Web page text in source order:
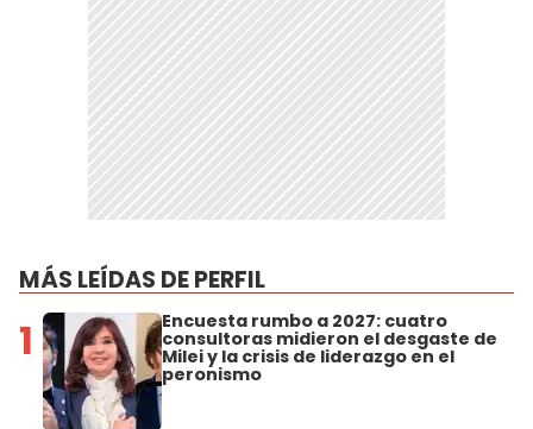
MÁS LEÍDAS DE PERFIL
1 Encuesta rumbo a 2027: cuatro
consultoras midieron el desgaste de
Milei y la crisis de liderazgo en el
peronismo